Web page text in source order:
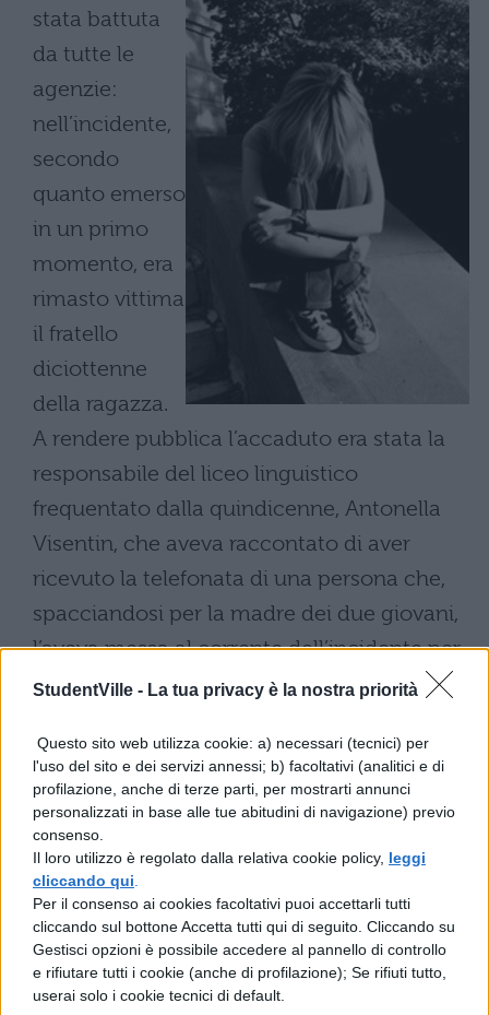
StudentVille - La tua privacy è la nostra priorità
Questo sito web utilizza cookie: a) necessari (tecnici) per
l'uso del sito e dei servizi annessi; b) facoltativi (analitici e di
profilazione, anche di terze parti, per mostrarti annunci
personalizzati in base alle tue abitudini di navigazione) previo
consenso.
Il loro utilizzo è regolato dalla relativa cookie policy, leggi
cliccando qui
Per il consenso ai cookies facoltativi puoi accettarli tutti
cliccando sul bottone Accetta tutti qui di seguito. Cliccando su
Gestisci opzioni è possibile accedere al pannello di controllo
e rifiutare tutti i cookie (anche di profilazione); Se rifiuti tutto,
userai solo i cookie tecnici di default.
stata battuta
da tutte le
agenzie:
nell’incidente,
secondo
quanto emerso
in un primo
momento, era
rimasto vittima
il fratello
diciottenne
della ragazza.
A rendere pubblica l’accaduto era stata la
responsabile del liceo linguistico
frequentato dalla quindicenne, Antonella
Visentin, che aveva raccontato di aver
ricevuto la telefonata di una persona che,
spacciandosi per la madre dei due giovani,
l’aveva messa al corrente dell’incidente per
giustificare l’assenza della figlia nelle tre
inventato.
La preside ha cercato poi di mettersi in
contatto con i genitori della ragazzina,
rientrati in Romania dopo una vacanza,
convocandoli nel suo ufficio e la verità è
venuta a galla: l’incidente non era mai
avvenuto e la madre ha ammesso di essere
all’oscuro del fatto che la figlia era stata
rimandata in tre materie e che avrebbe
dovuto sostenere gli esami di riparazione.